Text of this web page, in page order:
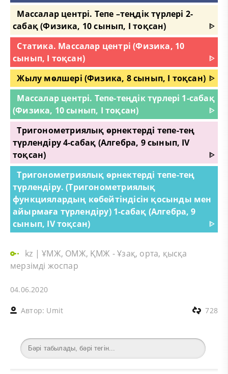
Массалар центрі. Тепе –теңдік түрлері 2-
сабақ (Физика, 10 сынып, I тоқсан)
ᐈ
Статика. Массалар центрі (Физика, 10
сынып, I тоқсан)
ᐈ
Жылу мөлшері (Физика, 8 сынып, I тоқсан) ᐈ
Массалар центрі. Тепе-теңдік түрлері 1-сабақ
(Физика, 10 сынып, I тоқсан)
ᐈ
Тригонометриялық өрнектерді тепе-тең
түрлендіру 4-сабақ (Алгебра, 9 сынып, IV
тоқсан)
ᐈ
Тригонометриялық өрнектерді тепе-тең
түрлендіру. (Тригонометриялық
функциялардың көбейтіндісін қосынды мен
айырмаға түрлендіру) 1-сабақ (Алгебра, 9
сынып, IV тоқсан)
ᐈ
kz |ҰМЖ, ОМЖ, ҚМЖ - Ұзақ, орта, қысқа
мерзімді жоспар
04.06.2020
Автор: Umit 728